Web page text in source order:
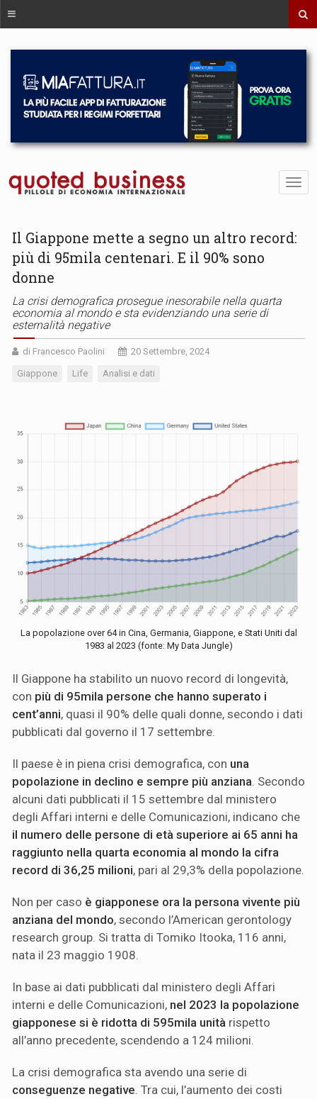
Il Giappone mette a segno un altro record:
più di 95mila centenari. E il 90% sono
donne
La crisi demografica prosegue inesorabile nella quarta
economia al mondo e sta evidenziando una serie di
esternalità negative
di Francesco Paolini 20 Settembre, 2024
Giappone Life Analisi e dati
La popolazione over 64 in Cina, Germania, Giappone, e Stati Uniti dal
1983 al 2023 (fonte: My Data Jungle)
Il Giappone ha stabilito un nuovo record di longevità,
con più di 95mila persone che hanno superato i
cent’anni, quasi il 90% delle quali donne, secondo i dati
pubblicati dal governo il 17 settembre.
Il paese è in piena crisi demografica, con una
popolazione in declino e sempre più anziana . Secondo
alcuni dati pubblicati il 15 settembre dal ministero
degli Affari interni e delle Comunicazioni, indicano che
il numero delle persone di età superiore ai 65 anni ha
raggiunto nella quarta economia al mondo la cifra
record di 36,25 milioni, pari al 29,3% della popolazione.
Non per caso è giapponese ora la persona vivente più
anziana del mondo, secondo l’American gerontology
research group. Si tratta di Tomiko Itooka, 116 anni,
nata il 23 maggio 1908.
In base ai dati pubblicati dal ministero degli Affari
interni e delle Comunicazioni, nel 2023 la popolazione
giapponese si è ridotta di 595mila unità rispetto
all’anno precedente, scendendo a 124 milioni.
La crisi demografica sta avendo una serie di
conseguenze negative . Tra cui, l’aumento dei costi